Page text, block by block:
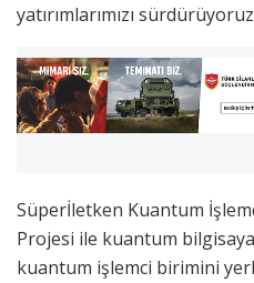
yatırımlarımızı
Süperİletken Kuantum
Projesi ile kuantum
kuantum işlemci birimini